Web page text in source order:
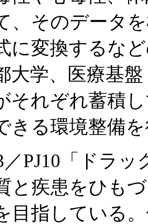
、そのデータ
に変換するな
大学、医療基
それぞれ蓄積
きる環境整備
PJ10「ドラッ
と疾患をひも
目指している